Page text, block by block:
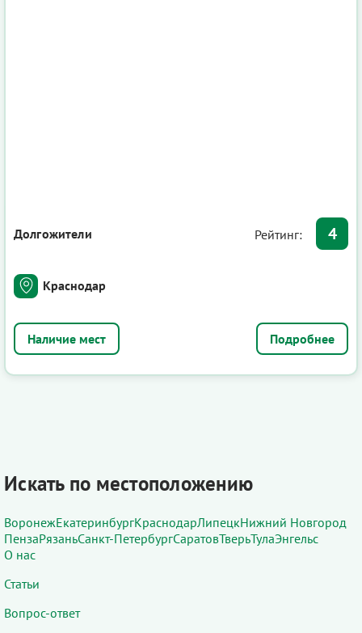
Долгожители Рейтинг: 4
Краснодар
Подробнее
Искать по местоположению
ВоронежЕкатеринбургКраснодарЛипецкНижний Новгород
ПензаРязаньСанкт-ПетербургСаратовТверьТулаЭнгельс
О нас
Статьи
Вопрос-ответ